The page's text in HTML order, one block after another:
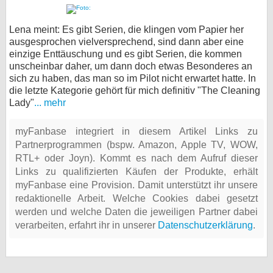
Lena meint: Es gibt Serien, die klingen vom Papier her
ausgesprochen vielversprechend, sind dann aber eine
einzige Enttäuschung und es gibt Serien, die kommen
unscheinbar daher, um dann doch etwas Besonderes an
sich zu haben, das man so im Pilot nicht erwartet hatte. In
die letzte Kategorie gehört für mich definitiv "The Cleaning
Lady"... mehr
myFanbase integriert in diesem Artikel Links zu
Partnerprogrammen (bspw. Amazon, Apple TV, WOW,
RTL+ oder Joyn). Kommt es nach dem Aufruf dieser
Links zu qualifizierten Käufen der Produkte, erhält
myFanbase eine Provision. Damit unterstützt ihr unsere
redaktionelle Arbeit. Welche Cookies dabei gesetzt
werden und welche Daten die jeweiligen Partner dabei
verarbeiten, erfahrt ihr in unserer Datenschutzerklärung.